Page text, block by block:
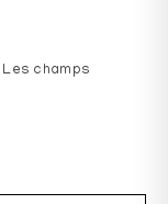
Les champs